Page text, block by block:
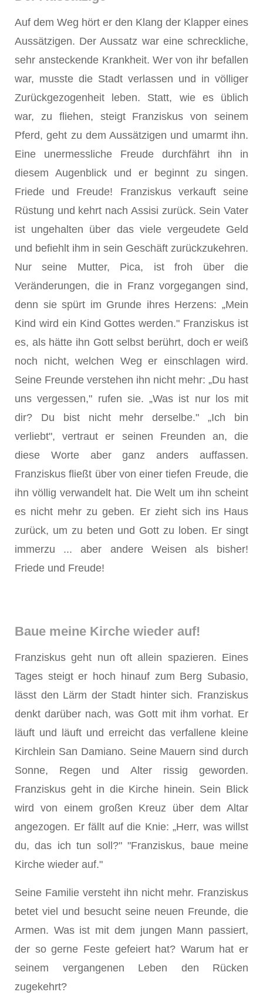
Auf dem Weg hört er den Klang der Klapper eines
Aussätzigen. Der Aussatz war eine schreckliche,
sehr ansteckende Krankheit. Wer von ihr befallen
war, musste die Stadt verlassen und in völliger
Zurückgezogenheit leben. Statt, wie es üblich
war, zu fliehen, steigt Franziskus von seinem
Pferd, geht zu dem Aussätzigen und umarmt ihn.
Eine unermessliche Freude durchfährt ihn in
diesem Augenblick und er beginnt zu singen.
Friede und Freude! Franziskus verkauft seine
Rüstung und kehrt nach Assisi zurück. Sein Vater
ist ungehalten über das viele vergeudete Geld
und befiehlt ihm in sein Geschäft zurückzukehren.
Nur seine Mutter, Pica, ist froh über die
Veränderungen, die in Franz vorgegangen sind,
denn sie spürt im Grunde ihres Herzens: „Mein
Kind wird ein Kind Gottes werden." Franziskus ist
es, als hätte ihn Gott selbst berührt, doch er weiß
noch nicht, welchen Weg er einschlagen wird.
Seine Freunde verstehen ihn nicht mehr: „Du hast
uns vergessen," rufen sie. „Was ist nur los mit
dir? Du bist nicht mehr derselbe." „Ich bin
verliebt", vertraut er seinen Freunden an, die
diese Worte aber ganz anders auffassen.
Franziskus fließt über von einer tiefen Freude, die
ihn völlig verwandelt hat. Die Welt um ihn scheint
es nicht mehr zu geben. Er zieht sich ins Haus
zurück, um zu beten und Gott zu loben. Er singt
immerzu ... aber andere Weisen als bisher!
Friede und Freude!
Baue meine Kirche wieder auf!
Franziskus geht nun oft allein spazieren. Eines
Tages steigt er hoch hinauf zum Berg Subasio,
lässt den Lärm der Stadt hinter sich. Franziskus
denkt darüber nach, was Gott mit ihm vorhat. Er
läuft und läuft und erreicht das verfallene kleine
Kirchlein San Damiano. Seine Mauern sind durch
Sonne, Regen und Alter rissig geworden.
Franziskus geht in die Kirche hinein. Sein Blick
wird von einem großen Kreuz über dem Altar
angezogen. Er fällt auf die Knie: „Herr, was willst
du, das ich tun soll?" "Franziskus, baue meine
Kirche wieder auf."
Seine Familie versteht ihn nicht mehr. Franziskus
betet viel und besucht seine neuen Freunde, die
Armen. Was ist mit dem jungen Mann passiert,
der so gerne Feste gefeiert hat? Warum hat er
seinem vergangenen Leben den Rücken
zugekehrt?